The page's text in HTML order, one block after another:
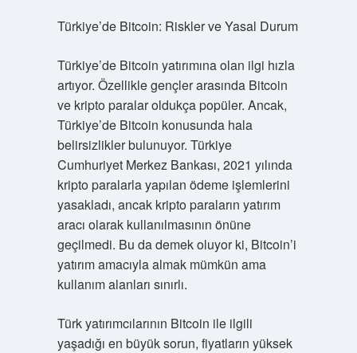
Türkiye’de Bitcoin: Riskler ve Yasal Durum
Türkiye’de Bitcoin yatırımına olan ilgi hızla
artıyor. Özellikle gençler arasında Bitcoin
ve kripto paralar oldukça popüler. Ancak,
Türkiye’de Bitcoin konusunda hala
belirsizlikler bulunuyor. Türkiye
Cumhuriyet Merkez Bankası, 2021 yılında
kripto paralarla yapılan ödeme işlemlerini
yasakladı, ancak kripto paraların yatırım
aracı olarak kullanılmasının önüne
geçilmedi. Bu da demek oluyor ki, Bitcoin’i
yatırım amacıyla almak mümkün ama
kullanım alanları sınırlı.
Türk yatırımcılarının Bitcoin ile ilgili
yaşadığı en büyük sorun, fiyatların yüksek